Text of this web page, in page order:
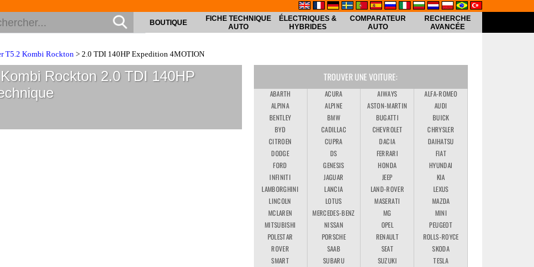
BOUTIQUE
FICHE TECHNIQUE
AUTO
ÉLECTRIQUES &
HYBRIDES
COMPARATEUR
AUTO
RECHERCHE
AVANCÉE
T5.2 Kombi Rockton > 2.0 TDI 140HP Expedition 4MOTION
Rockton 2.0 TDI 140HP
TROUVER UNE VOITURE:
ABARTH ACURA AIWAYS
ALFA-ROMEO
ALPINA
ALPINE ASTON-MARTIN
AUDI
BENTLEY
BMW BUGATTI
BUICK
BYD
CADILLAC CHEVROLET
CHRYSLER
CITROEN
CUPRA DACIA
DAIHATSU
DODGE
DS FERRARI
FIAT
FORD
GENESIS HONDA
HYUNDAI
INFINITI
JAGUAR JEEP
KIA
LAMBORGHINI
LANCIA LAND-ROVER
LEXUS
LINCOLN
LOTUS MASERATI
MAZDA
MCLAREN
MERCEDES-BENZ MG
MINI
MITSUBISHI
NISSAN OPEL
PEUGEOT
POLESTAR
PORSCHE RENAULT
ROLLS-ROYCE
ROVER
SAAB SEAT
SKODA
SMART
SUBARU SUZUKI
TESLA